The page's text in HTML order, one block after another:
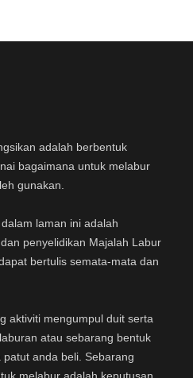
adalah berbentuk
bagaimana untuk melabur
gunakan.
laman ini adalah
penyelidikan Majalah Labur
bertulis semata-mata dan
aktiviti mengumpul duit serta
atau sebarang bentuk
anda beli. Sebarang